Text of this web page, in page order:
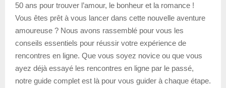
50 ans pour trouver l’amour, le bonheur et la romance !
Vous êtes prêt à vous lancer dans cette nouvelle aventure
amoureuse ? Nous avons rassemblé pour vous les
conseils essentiels pour réussir votre expérience de
rencontres en ligne. Que vous soyez novice ou que vous
ayez déjà essayé les rencontres en ligne par le passé,
notre guide complet est là pour vous guider à chaque étape.